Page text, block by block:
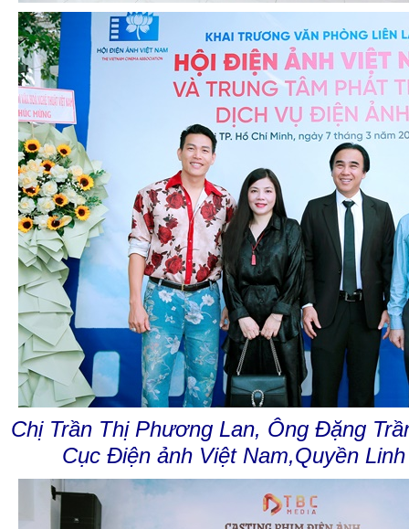
Chị Trần Thị Phương Lan, Ông Đặng
Cục Điện ảnh Việt Nam,Quyền